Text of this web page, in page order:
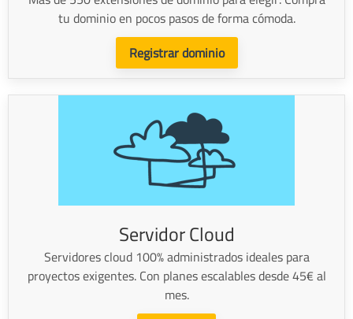
tu dominio en pocos pasos de forma cómoda.
Registrar dominio
Servidor Cloud
Servidores cloud 100% administrados ideales para
proyectos exigentes. Con planes escalables desde 45€ al
mes.